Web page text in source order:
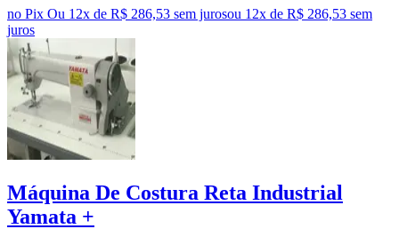
no Pix Ou 12x de R$ 286,53 sem jurosou 12x de R$ 286,53 sem
juros
Máquina De Costura Reta Industrial
Yamata +